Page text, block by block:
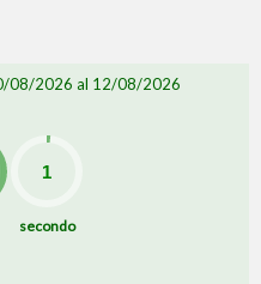
08/2026 al 12/08/2026
secondo